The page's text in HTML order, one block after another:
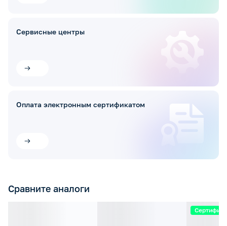
Сервисные центры
Оплата электронным сертификатом
Сравните аналоги